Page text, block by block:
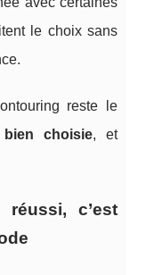
le choix sans
reste le
bien choisie, et
c’est